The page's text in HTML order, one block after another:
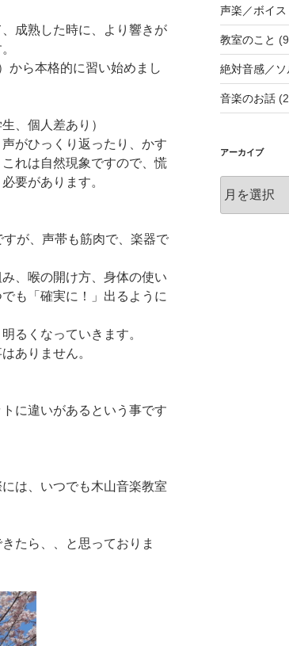
成熟した時に、より響きが
から本格的に習い始めまし
、個人差あり）
がひっくり返ったり、かす
れは自然現象ですので、慌
要があります。
が、声帯も筋肉で、楽器で
、喉の開け方、身体の使い
も「確実に！」出るように
るくなっていきます。
ありません。
に違いがあるという事です
は、いつでも木山音楽教室
たら、、と思っておりま
声楽／ボイ
教室のこと
絶対音感／ソ
音楽のお話
アーカイブ
ー